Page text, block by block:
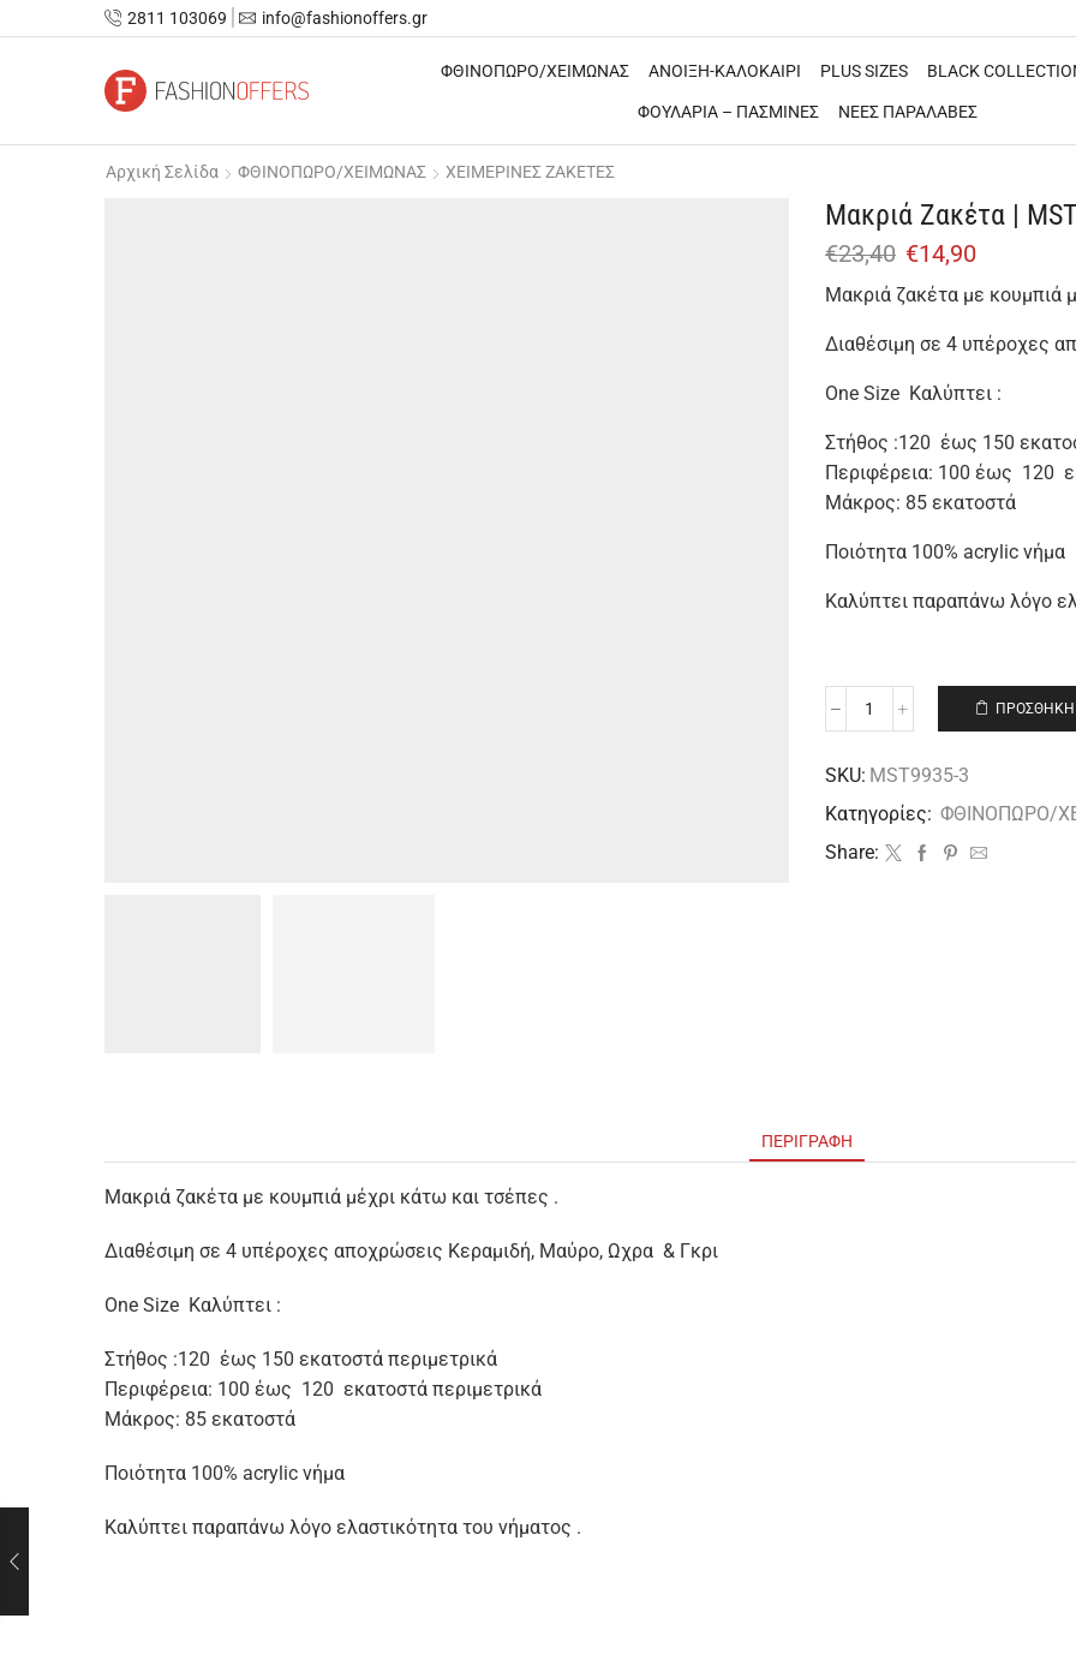
2811 103069 info@fashionoffers.gr
ΦΘΙΝΟΠΩΡΟ/ΧΕΙΜΩΝΑΣ ΑΝΟΙΞΗ-ΚΑΛΟΚΑΙΡΙ PLUS SIZES BLACK
ΦΟΥΛΑΡΙΑ – ΠΑΣΜΙΝΕΣ ΝΕΕΣ ΠΑΡΑΛΑΒΕΣ
Αρχική Σελίδα ΦΘΙΝΟΠΩΡΟ/ΧΕΙΜΩΝΑΣ ΧΕΙΜΕΡΙΝΕΣ ΖΑΚΕΤΕΣ
Μακριά Ζακέτα |
€23,40 €14,90
Μακριά ζακέτα με κουμπιά
Διαθέσιμη σε 4 υπέροχες
Οne Size Καλύπτει :
Στήθος :120 έως 150
Περιφέρεια: 100 έως 120
Μάκρος: 85 εκατοστά
Ποιότητα 100% acrylic νήμα
Καλύπτει παραπάνω λόγο
ΠΡΟΣΘΉΚΗ
SKU: MST9935-3
Κατηγορίες: ΦΘΙΝΟΠΩΡΟ/
Share:
ΠΕΡΙΓΡΑΦΉ
Μακριά ζακέτα με κουμπιά μέχρι κάτω και τσέπες .
Διαθέσιμη σε 4 υπέροχες αποχρώσεις Κεραμιδή, Μαύρο, Ωχρα & Γκρι
Οne Size Καλύπτει :
Στήθος :120 έως 150 εκατοστά περιμετρικά
Περιφέρεια: 100 έως 120 εκατοστά περιμετρικά
Μάκρος: 85 εκατοστά
Ποιότητα 100% acrylic νήμα
Καλύπτει παραπάνω λόγο ελαστικότητα του νήματος .